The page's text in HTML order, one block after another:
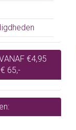
€4,95
65,-